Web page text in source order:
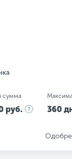
сумма
руб. 360